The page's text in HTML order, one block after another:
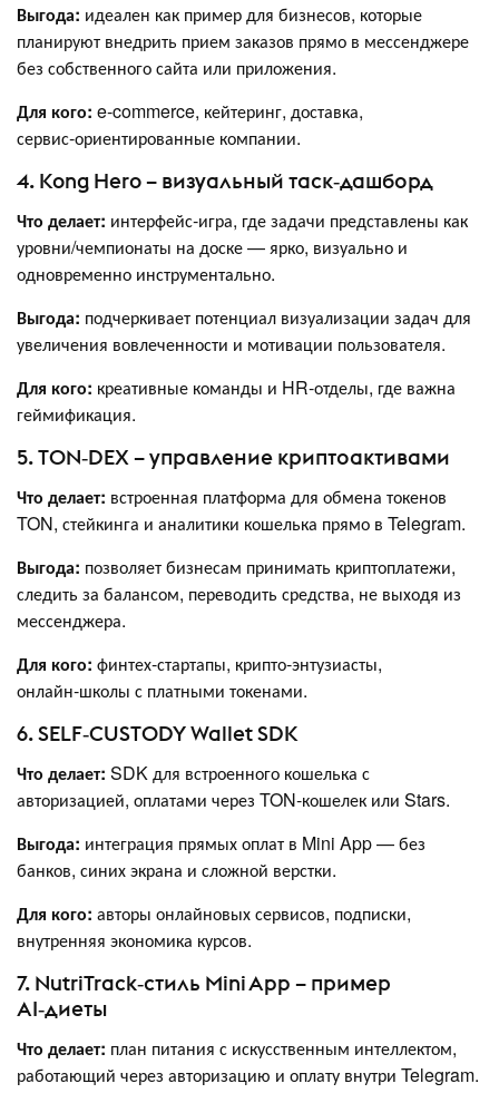
Выгода: идеален как пример для бизнесов, которые
планируют внедрить прием заказов прямо в мессенджере
без собственного сайта или приложения.
Для кого: e‑commerce, кейтеринг, доставка,
сервис‑ориентированные компании.
4. Kong Hero – визуальный таск‑дашборд
Что делает: интерфейс‑игра, где задачи представлены как
уровни/чемпионаты на доске — ярко, визуально и
одновременно инструментально.
Выгода: подчеркивает потенциал визуализации задач для
увеличения вовлеченности и мотивации пользователя.
Для кого: креативные команды и HR‑отделы, где важна
геймификация.
5. TON‑DEX – управление криптоактивами
Что делает: встроенная платформа для обмена токенов
TON, стейкинга и аналитики кошелька прямо в Telegram.
Выгода: позволяет бизнесам принимать криптоплатежи,
следить за балансом, переводить средства, не выходя из
мессенджера.
Для кого: финтех‑стартапы, крипто‑энтузиасты,
онлайн‑школы с платными токенами.
6. SELF‑CUSTODY Wallet SDK
Что делает: SDK для встроенного кошелька с
авторизацией, оплатами через TON‑кошелек или Stars.
Выгода: интеграция прямых оплат в Mini App — без
банков, синих экрана и сложной верстки.
Для кого: авторы онлайновых сервисов, подписки,
внутренняя экономика курсов.
7. NutriTrack‑стиль Mini App – пример
AI‑диеты
Что делает: план питания с искусственным интеллектом,
работающий через авторизацию и оплату внутри Telegram.